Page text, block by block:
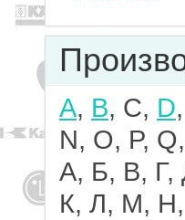
A, B, C, D
N, O, P,
А, Б, В,
К, Л, М,